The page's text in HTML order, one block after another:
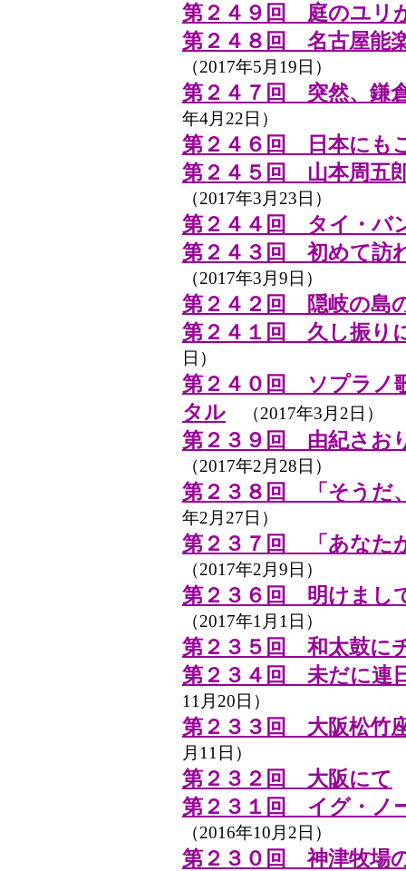
第２４９回 庭のユリ
第２４８回 名古屋能
（2017年5月19日）
第２４７回 突然、鎌
年4月22日）
第２４６回 日本にも
第２４５回 山本周五
（2017年3月23日）
第２４４回 タイ・バ
第２４３回 初めて訪
（2017年3月9日）
第２４２回 隠岐の島
第２４１回 久し振り
日）
第２４０回 ソプラノ
タル （2017年3月2日）
第２３９回 由紀さお
（2017年2月28日）
第２３８回 「そうだ
年2月27日）
第２３７回 「あなた
（2017年2月9日）
第２３６回 明けまし
（2017年1月1日）
第２３５回 和太鼓に
第２３４回 未だに連
11月20日）
第２３３回 大阪松竹
月11日）
第２３２回 大阪にて
第２３１回 イグ・ノ
（2016年10月2日）
第２３０回 神津牧場